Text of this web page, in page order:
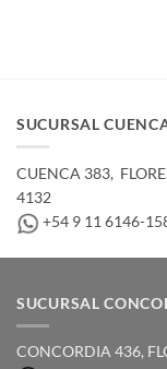
SUCURSAL
CUENCA 383,
4132
+54 9 11 6146-
SUCURSAL
CONCORDIA 436,­